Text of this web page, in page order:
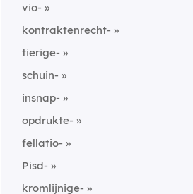
vio-
kontraktenrecht-
tierige-
schuin-
insnap-
opdrukte-
fellatio-
Pisd-
kromlijnige-